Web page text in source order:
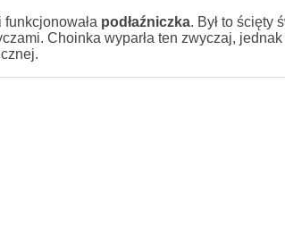
podłaźniczka. Był to ścięty
Choinka wyparła ten zwyczaj, jednak